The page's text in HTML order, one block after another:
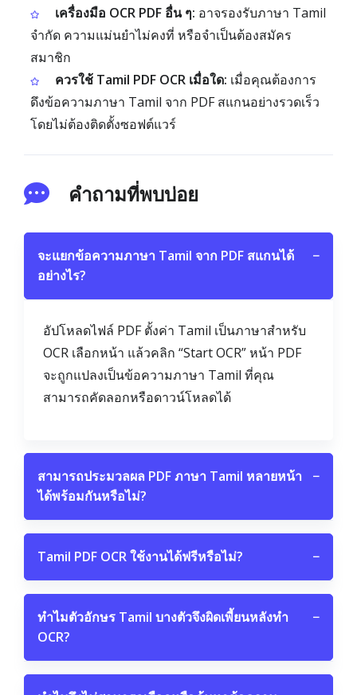
เครื่องมือ OCR PDF อื่น ๆ: อาจรองรับภาษา Tamil
จำกัด ความแม่นยำไม่คงที่ หรือจำเป็นต้องสมัคร
สมาชิก
ควรใช้ Tamil PDF OCR เมื่อใด: เมื่อคุณต้องการ
ดึงข้อความภาษา Tamil จาก PDF สแกนอย่างรวดเร็ว
โดยไม่ต้องติดตั้งซอฟต์แวร์
คำถามที่พบบ่อย
จะแยกข้อความภาษา Tamil จาก PDF สแกนได้
อย่างไร?
−
อัปโหลดไฟล์ PDF ตั้งค่า Tamil เป็นภาษาสำหรับ
OCR เลือกหน้า แล้วคลิก “Start OCR” หน้า PDF
จะถูกแปลงเป็นข้อความภาษา Tamil ที่คุณ
สามารถคัดลอกหรือดาวน์โหลดได้
สามารถประมวลผล PDF ภาษา Tamil หลายหน้า
ได้พร้อมกันหรือไม่?
−
Tamil PDF OCR ใช้งานได้ฟรีหรือไม่? −
ทำไมตัวอักษร Tamil บางตัวจึงผิดเพี้ยนหลังทำ
OCR?
−